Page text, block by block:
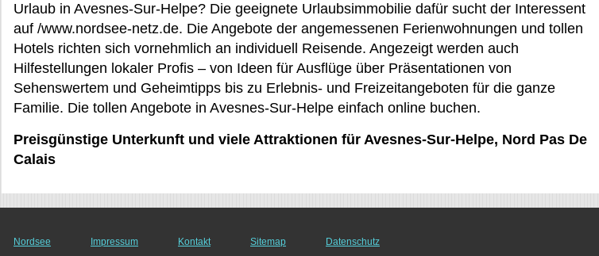
Urlaub in Avesnes-Sur-Helpe? Die geeignete Urlaubsimmobilie dafür sucht der Interessent
auf /www.nordsee-netz.de. Die Angebote der angemessenen Ferienwohnungen und tollen
Hotels richten sich vornehmlich an individuell Reisende. Angezeigt werden auch
Hilfestellungen lokaler Profis – von Ideen für Ausflüge über Präsentationen von
Sehenswertem und Geheimtipps bis zu Erlebnis- und Freizeitangeboten für die ganze
Familie. Die tollen Angebote in Avesnes-Sur-Helpe einfach online buchen.
Preisgünstige Unterkunft und viele Attraktionen für Avesnes-Sur-Helpe, Nord Pas De
Calais
Nordsee Impressum Kontakt Sitemap Datenschutz